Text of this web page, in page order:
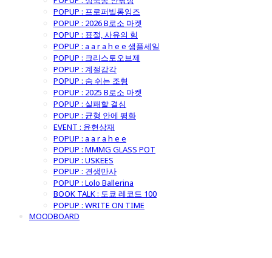
POPUP : 프로퍼빌롱잉즈
POPUP : 2026 B로소 마켓
POPUP : 표절, 사유의 힘
POPUP : a a r a h e e 샘플세일
POPUP : 크리스토오브제
POPUP : 계절감각
POPUP : 숨 쉬는 조형
POPUP : 2025 B로소 마켓
POPUP : 실패할 결심
POPUP : 균형 안에 평화
EVENT : 윤현상재
POPUP : a a r a h e e
POPUP : MMMG GLASS POT
POPUP : USKEES
POPUP : 견생만사
POPUP : Lolo Ballerina
BOOK TALK : 도쿄 레코드 100
POPUP : WRITE ON TIME
MOODBOARD